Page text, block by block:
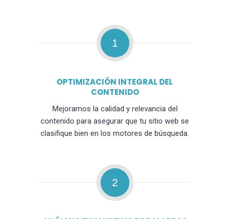
1
OPTIMIZACIÓN INTEGRAL DEL
CONTENIDO
Mejoramos la calidad y relevancia del
contenido para asegurar que tu sitio web se
clasifique bien en los motores de búsqueda.
2